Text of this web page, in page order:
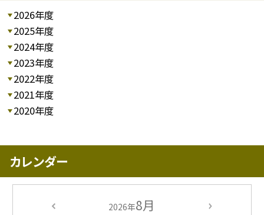
2026年度
2025年度
2024年度
2023年度
2022年度
2021年度
2020年度
カレンダー
2026年8月